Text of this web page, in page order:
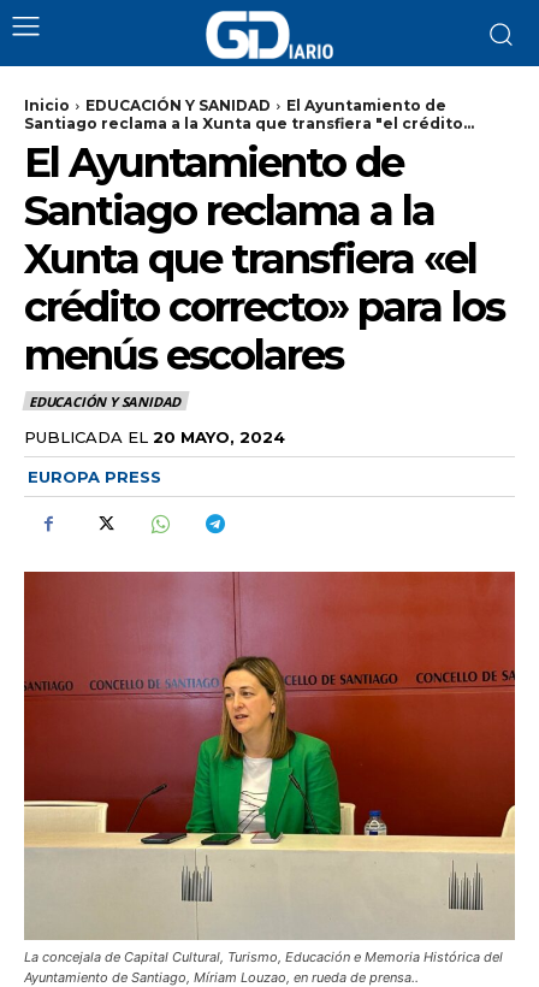
Inicio EDUCACIÓN Y SANIDAD
El Ayuntamiento de
Santiago reclama a la Xunta que transfiera "el crédito...
El Ayuntamiento de
Santiago reclama a la
Xunta que transfiera «el
crédito correcto» para los
menús escolares
EDUCACIÓN Y SANIDAD
PUBLICADA EL 20 MAYO, 2024
EUROPA PRESS
La concejala de Capital Cultural, Turismo, Educación e Memoria Histórica del
Ayuntamiento de Santiago, Míriam Louzao, en rueda de prensa..